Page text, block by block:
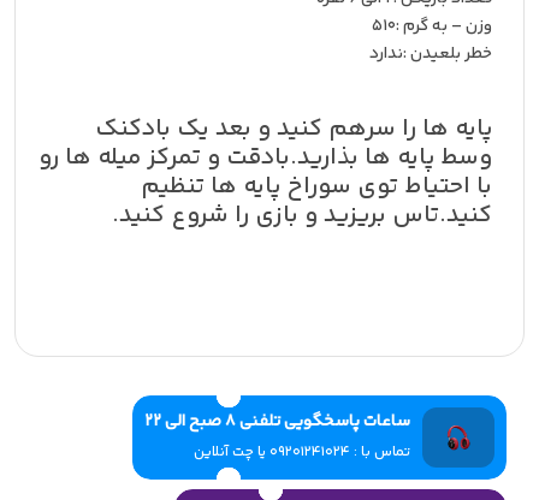
وزن – به گرم :510
خطر بلعيدن :ندارد
پایه ها را سرهم کنید و بعد یک بادکنک
وسط پایه ها بذارید.بادقت و تمرکز میله ها رو
با احتیاط توی سوراخ پایه ها تنظیم
کنید.تاس بریزید و بازی را شروع کنید.
ساعات پاسخگویی تلفنی 8 صبح الی 22
تماس با : 09201241024 یا چت آنلاین